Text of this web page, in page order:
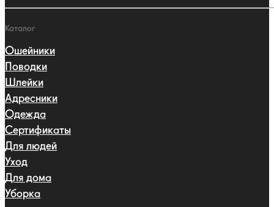
Каталог
Ошейники
Поводки
Шлейки
Адресники
Одежда
Сертификаты
Для людей
Уход
Для дома
Уборка